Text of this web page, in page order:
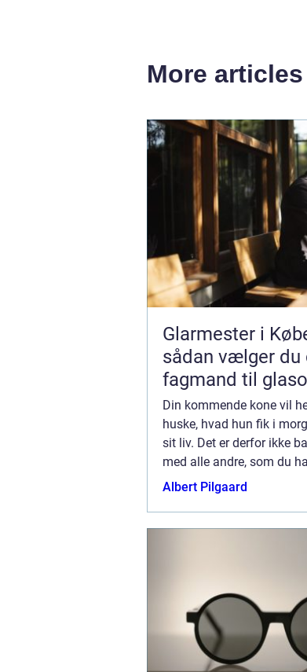
More articles
Glarmester i
sådan vælger du
fagmand til
Din kommende kone vil
huske, hvad hun fik i
sit liv. Det er derfor ikke
med alle andre, som du
løbet af jeres parforhold.
Albert Pilgaard